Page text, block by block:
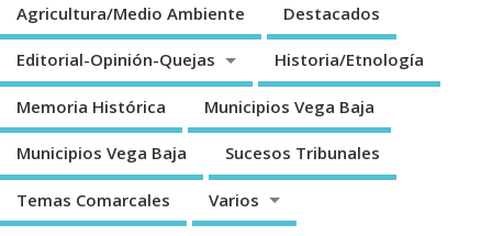
Agricultura/Medio Ambiente Destacados
Editorial-Opinión-Quejas Historia/Etnología
Memoria Histórica Municipios Vega Baja
Municipios Vega Baja Sucesos Tribunales
Temas Comarcales Varios